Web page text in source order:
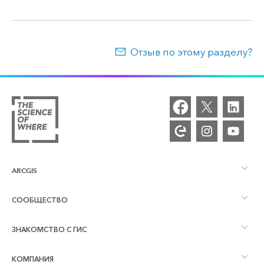
Отзыв по этому разделу?
ARCGIS
Обзор ArcGIS
СООБЩЕСТВО
Сообщества и форумы
ЗНАКОМСТВО С ГИС
Что такое ГИС?
КОМПАНИЯ